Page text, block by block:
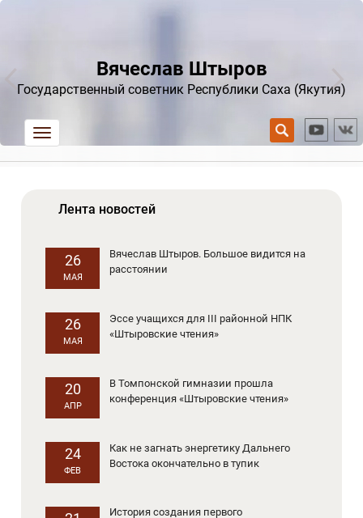
Вячеслав Штыров
Государственный советник Республики Саха (Якутия)
trk
Лента новостей
26
МАЯ
Вячеслав Штыров. Большое видится на
расстоянии
26
МАЯ
Эссе учащихся для III районной НПК
«Штыровские чтения»
20
АПР
В Томпонской гимназии прошла
конференция «Штыровские чтения»
24
ФЕВ
Как не загнать энергетику Дальнего
Востока окончательно в тупик
История создания первого